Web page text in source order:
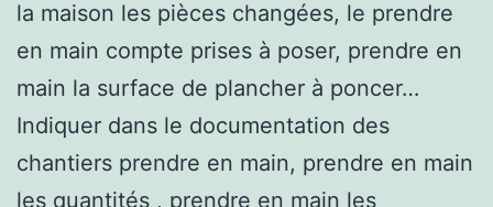
la maison les pièces changées, le prendre
en main compte prises à poser, prendre en
main la surface de plancher à poncer…
Indiquer dans le documentation des
chantiers prendre en main, prendre en main
les quantités , prendre en main les